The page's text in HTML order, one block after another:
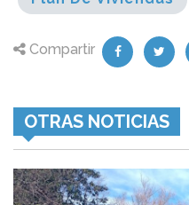
Compartir
OTRAS NOTICIAS